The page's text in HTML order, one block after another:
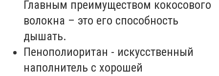
Главным преимуществом кокосового
волокна – это его способность
дышать.
Пенополиоритан - искусственный
наполнитель с хорошей